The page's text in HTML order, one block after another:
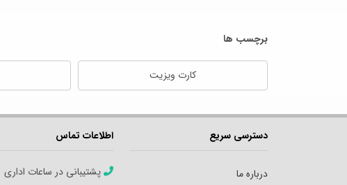
برچسب ها
کارت ویزیت
دسترسی سریع
درباره ما
اطلاعات تماس
پشتیبانی در ساعات اداری